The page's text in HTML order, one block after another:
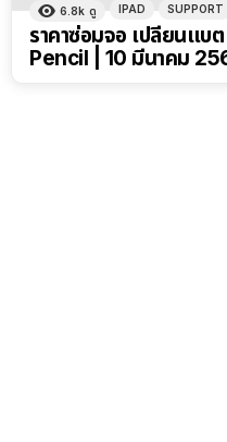
6.8k ดู IPAD SUPPORT
ราคาซ่อมจอ เปลี่ยนแบ
Pencil | 10 มีนาคม